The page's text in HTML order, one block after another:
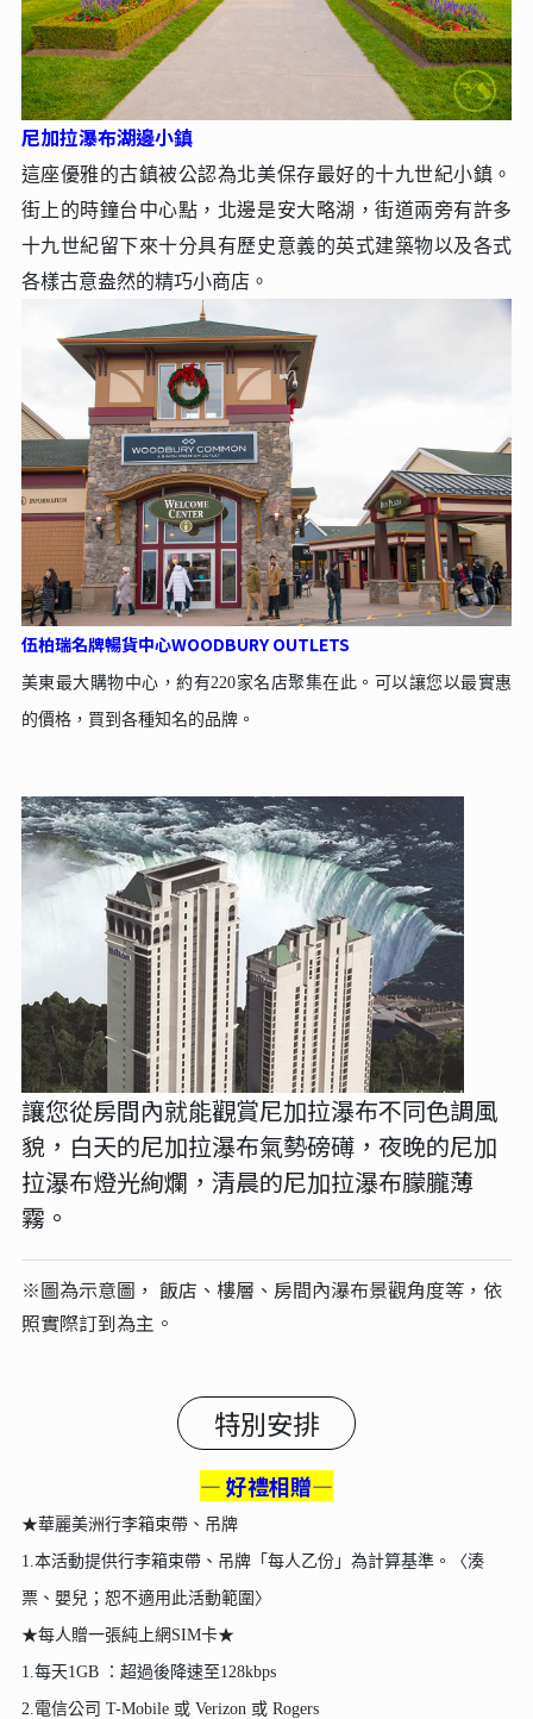
尼加拉瀑布湖邊⼩鎮
這座優雅的古鎮被公認為北美保存最好的⼗九世紀⼩鎮。
街上的時鐘台中⼼點，北邊是安⼤略湖，街道兩旁有許多
⼗九世紀留下來⼗分具有歷史意義的英式建築物以及各式
各樣古意盎然的精巧⼩商店。
伍柏瑞名牌暢貨中⼼WOODBURY OUTLETS
美東最⼤購物中⼼，約有220家名店聚集在此。可以讓您以最實惠
的價格，買到各種知名的品牌。
讓您從房間內就能觀賞尼加拉瀑布不同色調風
貌，白天的尼加拉瀑布氣勢磅礡，夜晚的尼加
拉瀑布燈光絢爛，清晨的尼加拉瀑布朦朧薄
霧。
※圖為示意圖， 飯店、樓層、房間內瀑布景觀角度等，依
照實際訂到為主。
特別安排
— 好禮相贈—
★華麗美洲行李箱束帶、吊牌
1.本活動提供行李箱束帶、吊牌「每人乙份」為計算基準。〈湊
票、嬰兒；恕不適用此活動範圍〉
★每人贈一張純上網SIM卡★
1.每天1GB ：超過後降速至128kbps
2.電信公司 T-Mobile 或 Verizon 或 Rogers